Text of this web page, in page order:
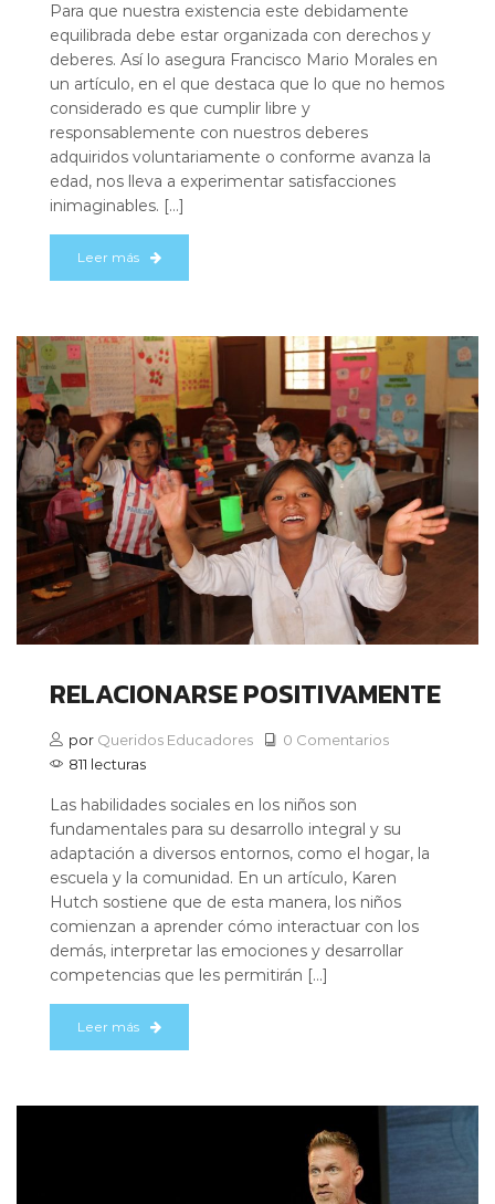
Para que nuestra existencia este debidamente
equilibrada debe estar organizada con derechos y
deberes. Así lo asegura Francisco Mario Morales en
un artículo, en el que destaca que lo que no hemos
considerado es que cumplir libre y
responsablemente con nuestros deberes
adquiridos voluntariamente o conforme avanza la
edad, nos lleva a experimentar satisfacciones
inimaginables. […]
Leer más
RELACIONARSE POSITIVAMENTE
por Queridos Educadores
0 Comentarios
811 lecturas
Las habilidades sociales en los niños son
fundamentales para su desarrollo integral y su
adaptación a diversos entornos, como el hogar, la
escuela y la comunidad. En un artículo, Karen
Hutch sostiene que de esta manera, los niños
comienzan a aprender cómo interactuar con los
demás, interpretar las emociones y desarrollar
competencias que les permitirán […]
Leer más